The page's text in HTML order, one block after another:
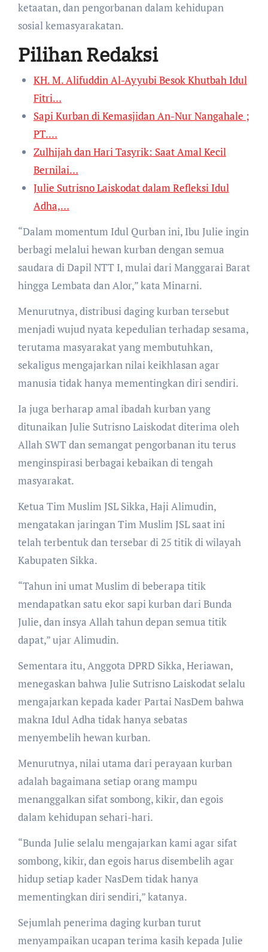
ketaatan, dan pengorbanan dalam kehidupan
sosial kemasyarakatan.
Pilihan Redaksi
KH. M. Alifuddin Al-Ayyubi Besok Khutbah Idul
Fitri…
Sapi Kurban di Kemasjidan An-Nur Nangahale ;
PT.…
Zulhijah dan Hari Tasyrik: Saat Amal Kecil
Bernilai…
Julie Sutrisno Laiskodat dalam Refleksi Idul
Adha,…
“Dalam momentum Idul Qurban ini, Ibu Julie ingin
berbagi melalui hewan kurban dengan semua
saudara di Dapil NTT I, mulai dari Manggarai Barat
hingga Lembata dan Alor,” kata Minarni.
Menurutnya, distribusi daging kurban tersebut
menjadi wujud nyata kepedulian terhadap sesama,
terutama masyarakat yang membutuhkan,
sekaligus mengajarkan nilai keikhlasan agar
manusia tidak hanya mementingkan diri sendiri.
Ia juga berharap amal ibadah kurban yang
ditunaikan Julie Sutrisno Laiskodat diterima oleh
Allah SWT dan semangat pengorbanan itu terus
menginspirasi berbagai kebaikan di tengah
masyarakat.
Ketua Tim Muslim JSL Sikka, Haji Alimudin,
mengatakan jaringan Tim Muslim JSL saat ini
telah terbentuk dan tersebar di 25 titik di wilayah
Kabupaten Sikka.
“Tahun ini umat Muslim di beberapa titik
mendapatkan satu ekor sapi kurban dari Bunda
Julie, dan insya Allah tahun depan semua titik
dapat,” ujar Alimudin.
Sementara itu, Anggota DPRD Sikka, Heriawan,
menegaskan bahwa Julie Sutrisno Laiskodat selalu
mengajarkan kepada kader Partai NasDem bahwa
makna Idul Adha tidak hanya sebatas
menyembelih hewan kurban.
Menurutnya, nilai utama dari perayaan kurban
adalah bagaimana setiap orang mampu
menanggalkan sifat sombong, kikir, dan egois
dalam kehidupan sehari-hari.
“Bunda Julie selalu mengajarkan kami agar sifat
sombong, kikir, dan egois harus disembelih agar
hidup setiap kader NasDem tidak hanya
mementingkan diri sendiri,” katanya.
Sejumlah penerima daging kurban turut
menyampaikan ucapan terima kasih kepada Julie